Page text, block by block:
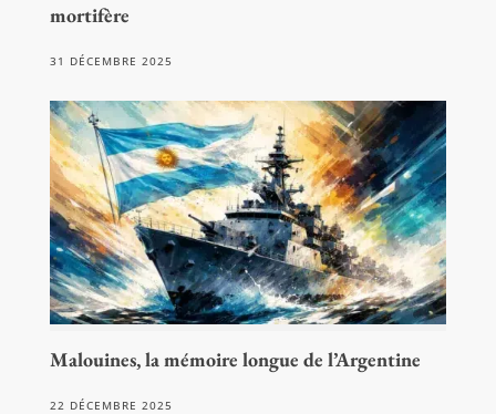
mortifère
31 DÉCEMBRE 2025
Malouines, la mémoire longue de l’Argentine
22 DÉCEMBRE 2025